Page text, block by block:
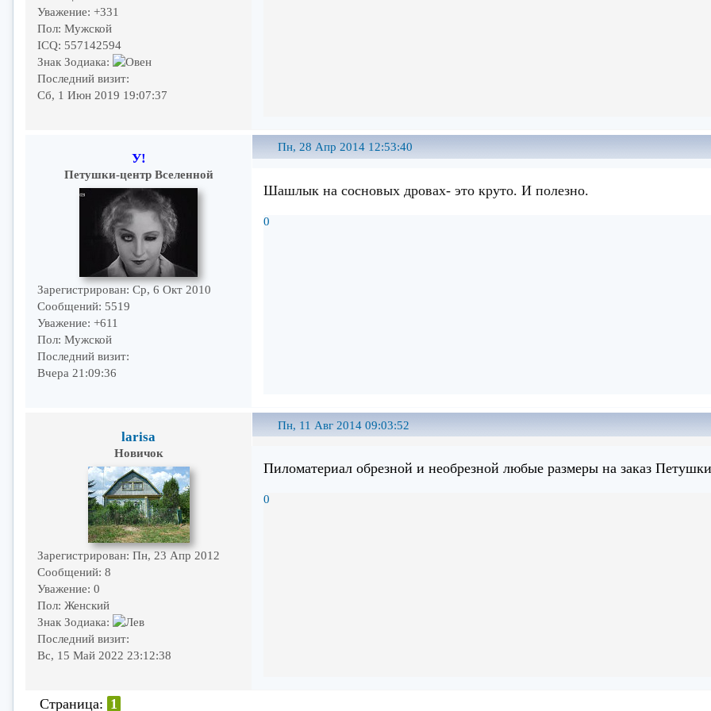
Уважение: +331
Пол: Мужской
ICQ: 557142594
Знак Зодиака:
Последний визит:
Сб, 1 Июн 2019 19:07:37
Пн, 28 Апр 2014 12:53:40
У!
Петушки-центр Вселенной
Зарегистрирован: Ср, 6 Окт 2010
Сообщений: 5519
Уважение: +611
Пол: Мужской
Последний визит:
Вчера 21:09:36
Шашлык на сосновых дровах- это круто. И полезно.
0
Пн, 11 Авг 2014 09:03:52
larisa
Новичок
Зарегистрирован: Пн, 23 Апр 2012
Сообщений: 8
Уважение: 0
Пол: Женский
Знак Зодиака:
Последний визит:
Вс, 15 Май 2022 23:12:38
Пиломатериал обрезной и необрезной любые размеры на заказ
0
Страница: 1